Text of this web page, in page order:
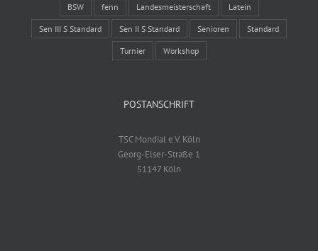
BSW fenn Landesmeisterschaft Latein
Sen III S Standard Sen II S Standard Senioren Standard
Turnier Workshop
POSTANSCHRIFT
TSC Mondial e.V. Köln
Georg-Elser-Straße 1
51147 Köln